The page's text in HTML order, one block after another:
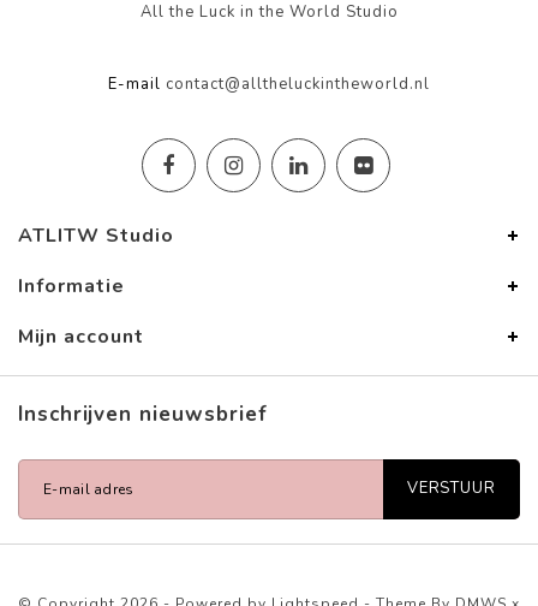
All the Luck in the World Studio
E-mail contact@alltheluckintheworld.nl
ATLITW Studio
Informatie
Mijn account
Inschrijven nieuwsbrief
VERSTUUR